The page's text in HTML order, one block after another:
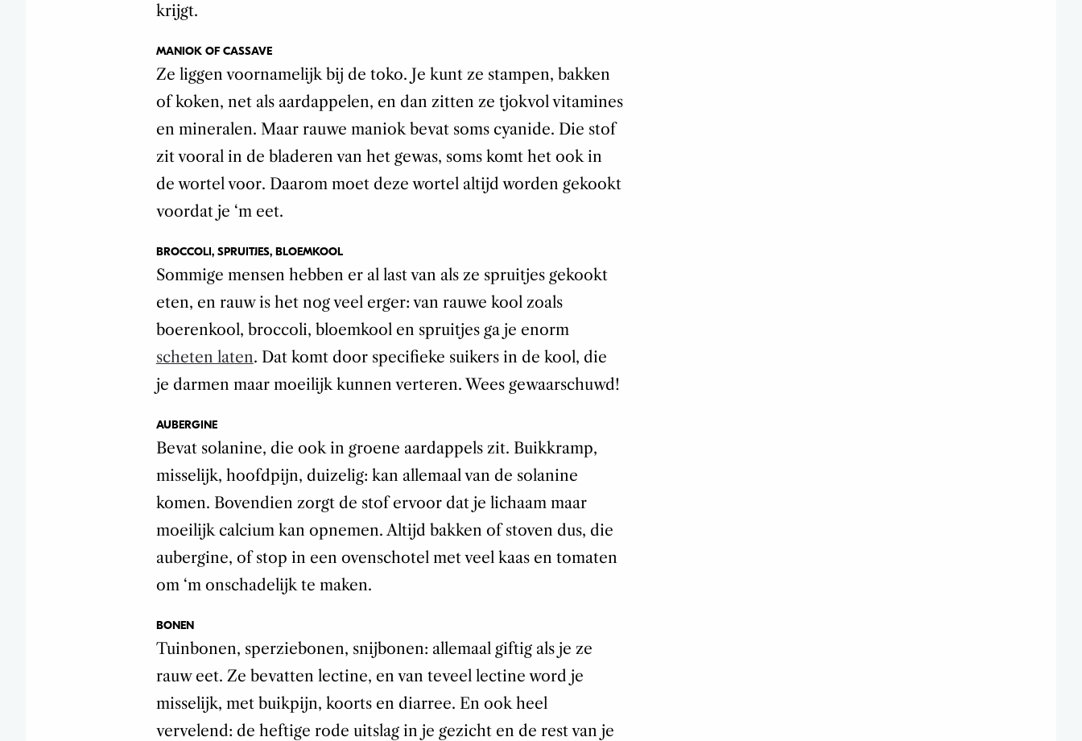
krijgt.
MANIOK OF CASSAVE
Ze liggen voornamelijk bij de toko. Je kunt ze stampen, bakken
of koken, net als aardappelen, en dan zitten ze tjokvol vitamines
en mineralen. Maar rauwe maniok bevat soms cyanide. Die stof
zit vooral in de bladeren van het gewas, soms komt het ook in
de wortel voor. Daarom moet deze wortel altijd worden gekookt
voordat je ‘m eet.
BROCCOLI, SPRUITJES, BLOEMKOOL
Sommige mensen hebben er al last van als ze spruitjes gekookt
eten, en rauw is het nog veel erger: van rauwe kool zoals
boerenkool, broccoli, bloemkool en spruitjes ga je enorm
scheten laten. Dat komt door specifieke suikers in de kool, die
je darmen maar moeilijk kunnen verteren. Wees gewaarschuwd!
AUBERGINE
Bevat solanine, die ook in groene aardappels zit. Buikkramp,
misselijk, hoofdpijn, duizelig: kan allemaal van de solanine
komen. Bovendien zorgt de stof ervoor dat je lichaam maar
moeilijk calcium kan opnemen. Altijd bakken of stoven dus, die
aubergine, of stop in een ovenschotel met veel kaas en tomaten
om ‘m onschadelijk te maken.
BONEN
Tuinbonen, sperziebonen, snijbonen: allemaal giftig als je ze
rauw eet. Ze bevatten lectine, en van teveel lectine word je
misselijk, met buikpijn, koorts en diarree. En ook heel
vervelend: de heftige rode uitslag in je gezicht en de rest van je